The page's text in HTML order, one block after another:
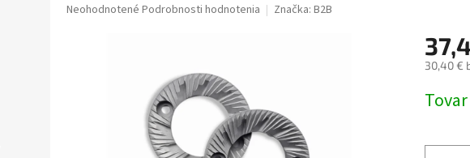
Priemerné
Neohodnotené Podrobnosti hodnotenia Značka: B2B
30,40 €
cena: